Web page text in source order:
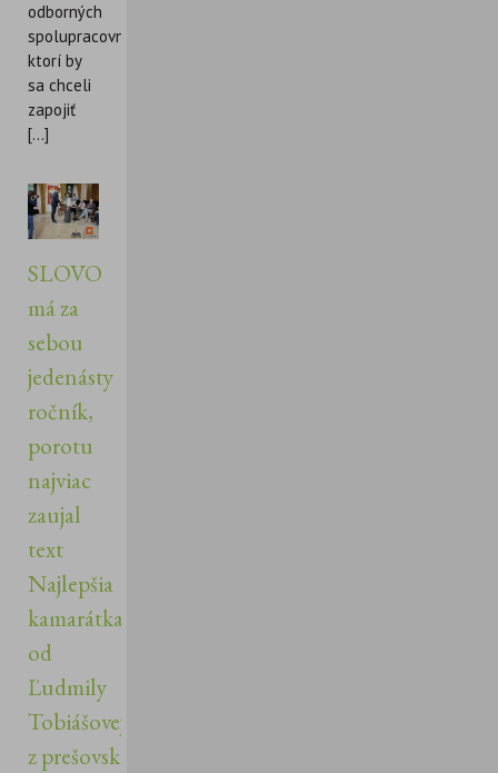
odborných
spolupracovníkov,
ktorí by
sa chceli
zapojiť
[...]
SLOVO
má za
sebou
jedenásty
ročník,
porotu
najviac
zaujal
text
Najlepšia
kamarátka
od
Ľudmily
Tobiášovej
z prešovského